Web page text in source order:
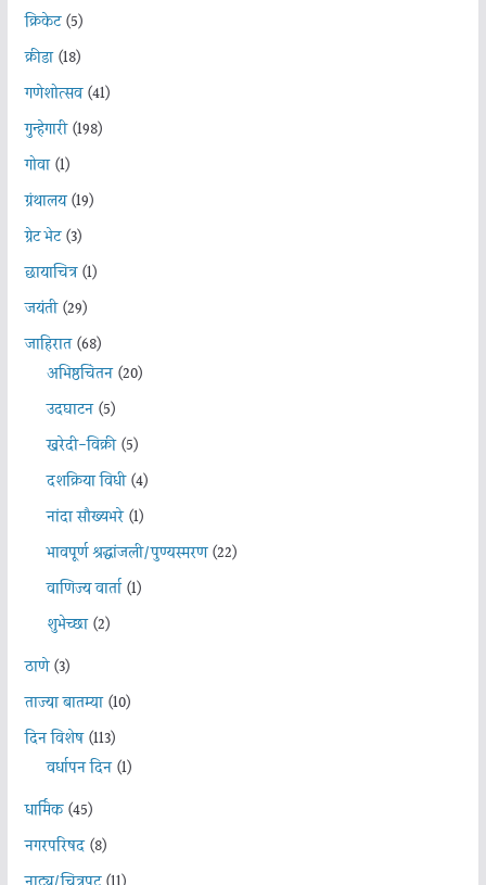
क्रिकेट(5)
क्रीडा(18)
गणेशोत्सव(41)
गुन्हेगारी(198)
गोवा(1)
ग्रंथालय(19)
ग्रेट भेट(3)
छायाचित्र(1)
जयंती(29)
जाहिरात(68)
अभिष्ठचिंतन(20)
उदघाटन(5)
खरेदी-विक्री(5)
दशक्रिया विधी(4)
नांदा सौख्यभरे(1)
भावपूर्ण श्रद्धांजली/पुण्यस्मरण(22)
वाणिज्य वार्ता(1)
शुभेच्छा(2)
ठाणे(3)
ताज्या बातम्या(10)
दिन विशेष(113)
वर्धापन दिन(1)
धार्मिक(45)
नगरपरिषद(8)